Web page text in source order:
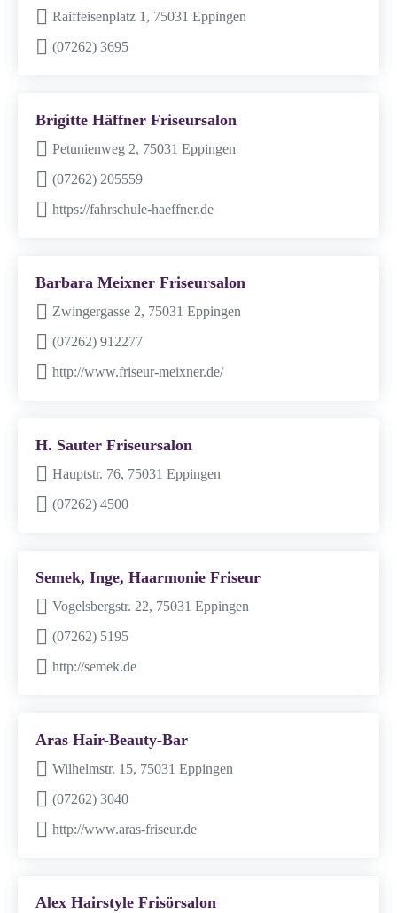
Raiffeisenplatz 1, 75031 Eppingen
(07262) 3695
Brigitte Häffner Friseursalon
Petunienweg 2, 75031 Eppingen
(07262) 205559
https://fahrschule-haeffner.de
Barbara Meixner Friseursalon
Zwingergasse 2, 75031 Eppingen
(07262) 912277
http://www.friseur-meixner.de/
H. Sauter Friseursalon
Hauptstr. 76, 75031 Eppingen
(07262) 4500
Semek, Inge, Haarmonie Friseur
Vogelsbergstr. 22, 75031 Eppingen
(07262) 5195
http://semek.de
Aras Hair-Beauty-Bar
Wilhelmstr. 15, 75031 Eppingen
(07262) 3040
http://www.aras-friseur.de
Alex Hairstyle Frisörsalon